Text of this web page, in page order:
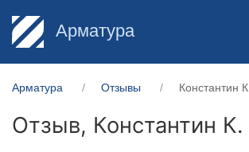
Арматура
Арматура Отзывы Константин К.
Отзыв, Константин К.